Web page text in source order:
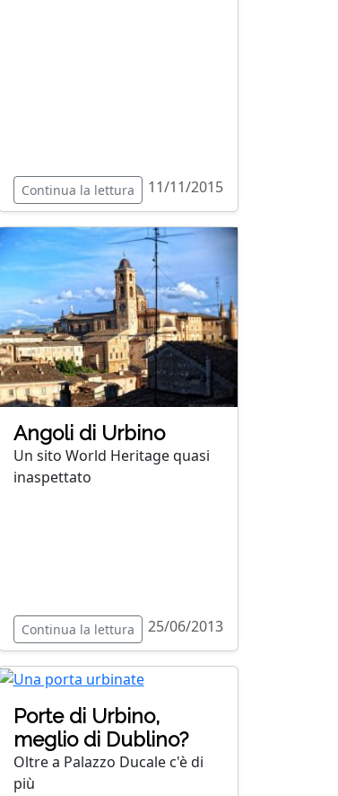
Continua la lettura 11/11/2015
Angoli di Urbino
Un sito World Heritage quasi
inaspettato
Continua la lettura 25/06/2013
Porte di Urbino,
meglio di Dublino?
Oltre a Palazzo Ducale c'è di
più